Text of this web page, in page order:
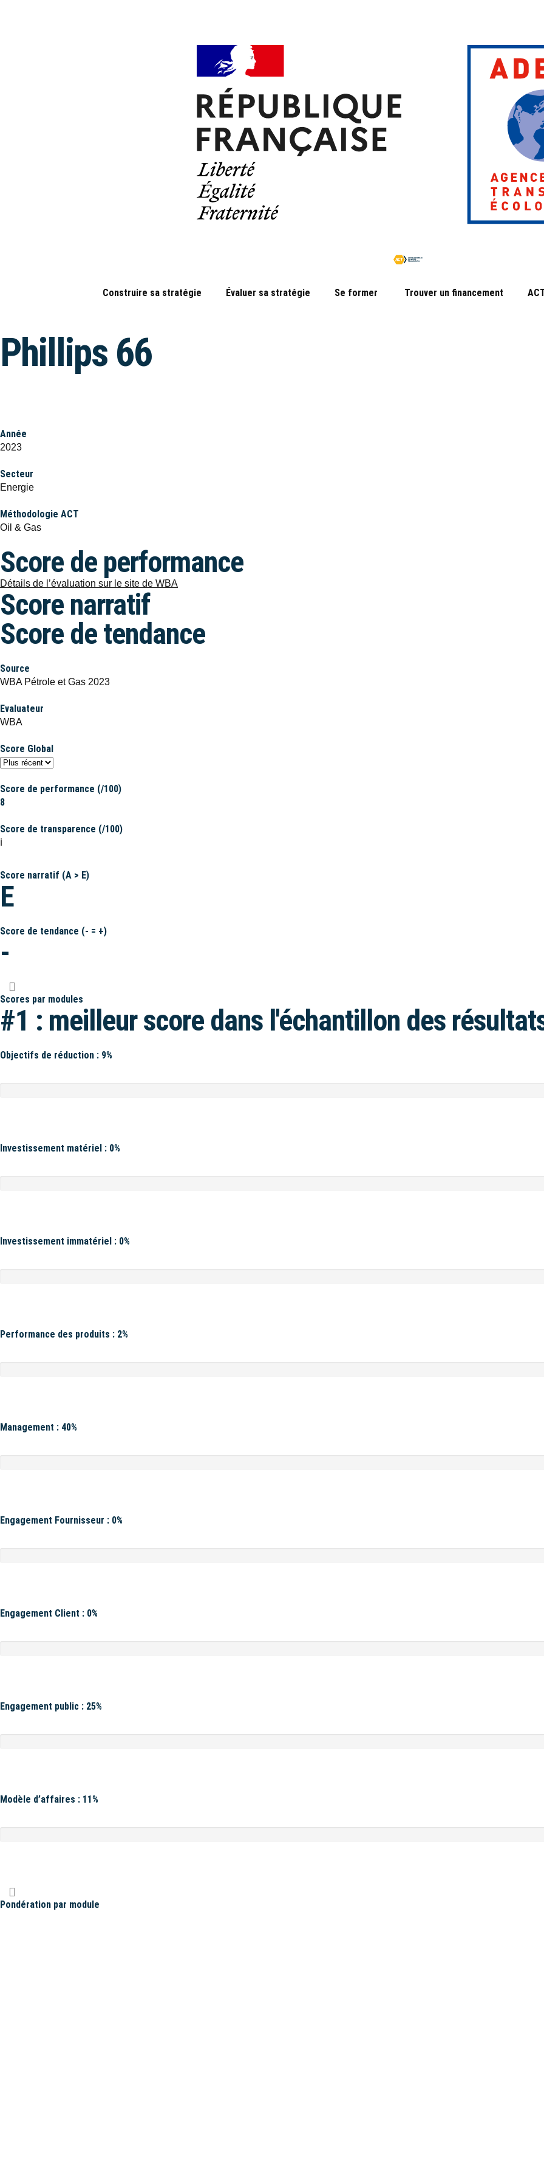
Construire sa stratégie Évaluer sa stratégie Se former Trouver un financement
Phillips 66
Année
2023
Secteur
Energie
Méthodologie ACT
Oil & Gas
Score de performance
Détails de l’évaluation sur le site de WBA
Score narratif
Score de tendance
Source
WBA Pétrole et Gas 2023
Evaluateur
WBA
Score Global
Score de performance (/100)
8
Score de transparence (/100)
ℹ️
Score narratif (A > E)
E
Score de tendance (- = +)
-
Scores par modules
#1 : meilleur score dans l'échantillon des
Objectifs de réduction : 9%
Investissement matériel : 0%
Investissement immatériel : 0%
Performance des produits : 2%
Management : 40%
Engagement Fournisseur : 0%
Engagement Client : 0%
Engagement public : 25%
Modèle d’affaires : 11%
Pondération par module